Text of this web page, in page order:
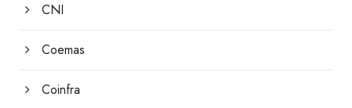
CNI
Coemas
Coinfra